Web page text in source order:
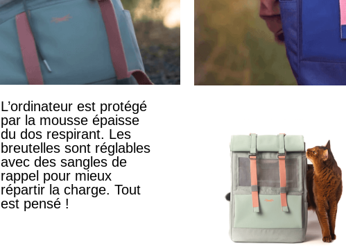
L’ordinateur est protégé
par la mousse épaisse
du dos respirant. Les
breutelles sont réglables
avec des sangles de
rappel pour mieux
répartir la charge. Tout
est pensé !